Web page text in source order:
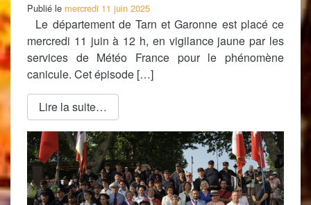
Publié le mercredi 11 juin 2025
Le département de Tarn et Garonne est placé ce
mercredi 11 juin à 12 h, en vigilance jaune par les
services de Météo France pour le phénomène
canicule. Cet épisode […]
Lire la suite…